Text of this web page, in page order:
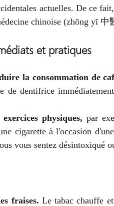
actuelles. De ce
chinoise (zhōng yī 中
et pratiques
la consommation de
de dentifrice
physiques, par
cigarette à l'occasion
vous sentez désintoxiqué
fraises. Le tabac chauffe